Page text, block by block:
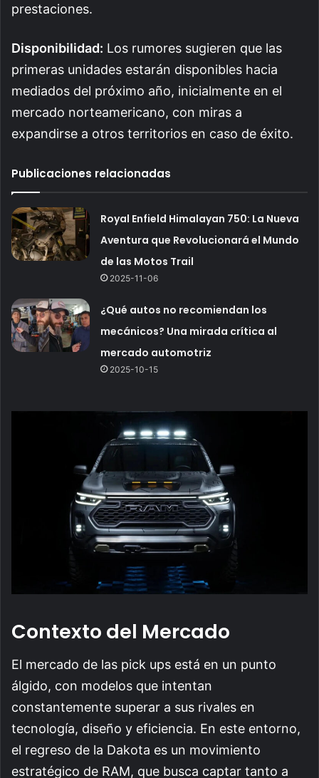
prestaciones.
Disponibilidad: Los rumores sugieren que las
primeras unidades estarán disponibles hacia
mediados del próximo año, inicialmente en el
mercado norteamericano, con miras a
expandirse a otros territorios en caso de éxito.
Publicaciones relacionadas
Royal Enfield Himalayan 750: La Nueva
Aventura que Revolucionará el Mundo
de las Motos Trail
2025-11-06
¿Qué autos no recomiendan los
mecánicos? Una mirada crítica al
mercado automotriz
2025-10-15
Contexto del Mercado
El mercado de las pick ups está en un punto
álgido, con modelos que intentan
constantemente superar a sus rivales en
tecnología, diseño y eficiencia. En este entorno,
el regreso de la Dakota es un movimiento
estratégico de RAM, que busca captar tanto a